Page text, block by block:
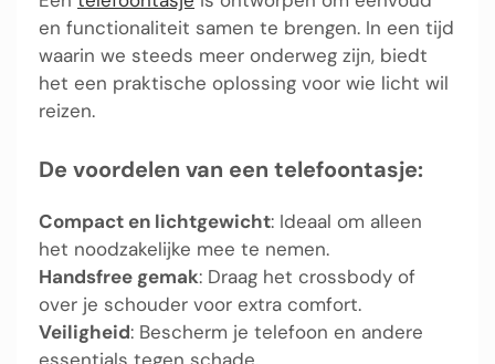
en functionaliteit samen te brengen. In een tijd
waarin we steeds meer onderweg zijn, biedt
het een praktische oplossing voor wie licht wil
reizen.
De voordelen van een telefoontasje:
Compact en lichtgewicht: Ideaal om alleen
het noodzakelijke mee te nemen.
Handsfree gemak: Draag het crossbody of
over je schouder voor extra comfort.
Veiligheid: Bescherm je telefoon en andere